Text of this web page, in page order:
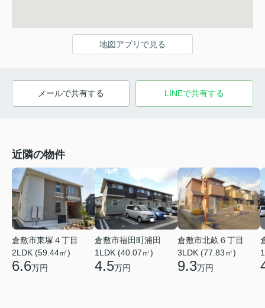
地図アプリで見る
メールで共有する LINEで共有する
近隣の物件
倉敷市東塚４丁目
2LDK (59.44㎡)
6.6万円
倉敷市福田町浦田
1LDK (40.07㎡)
4.5万円
倉敷市北畝６丁目
3LDK (77.83㎡)
9.3万円